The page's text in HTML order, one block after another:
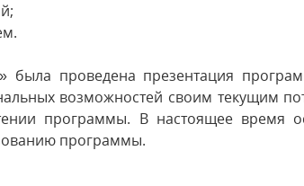
была проведена презентация
возможностей своим текущим
программы. В настоящее время
программы.